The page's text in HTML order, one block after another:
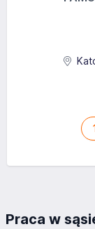
Praca w